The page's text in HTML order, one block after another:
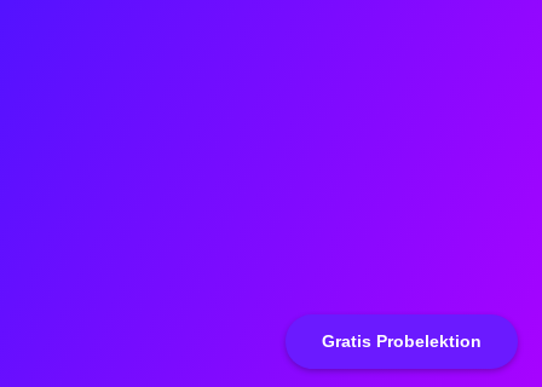
Gratis Probelektion